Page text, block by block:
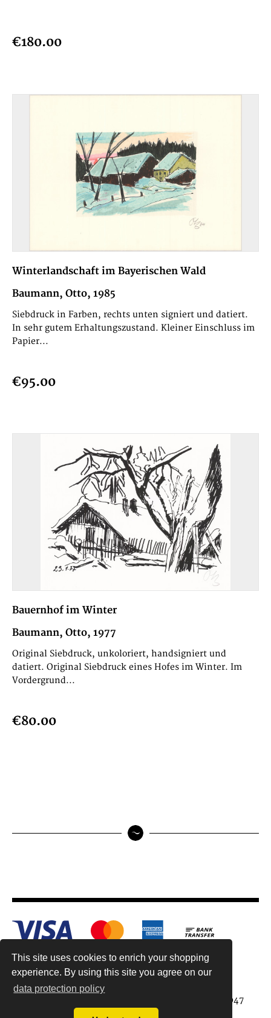
This site uses cookies to enrich your shopping
experience. By using this site you agree on our
data protection policy
€180.00
Winterlandschaft im Bayerischen Wald
Baumann, Otto, 1985
Siebdruck in Farben, rechts unten signiert und datiert.
In sehr gutem Erhaltungszustand. Kleiner Einschluss im
Papier...
€95.00
Bauernhof im Winter
Baumann, Otto, 1977
Original Siebdruck, unkoloriert, handsigniert und
datiert. Original Siebdruck eines Hofes im Winter. Im
Vordergrund...
€80.00
Antiquariat Reinhold Berg ek, Wahlenstr. 8, 93047
Regensburg, Germany